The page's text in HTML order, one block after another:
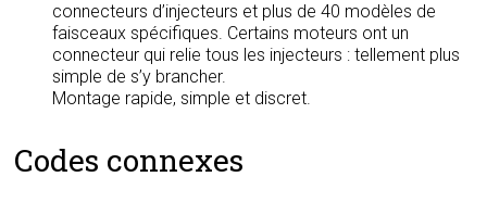
connecteurs d’injecteurs et plus de 40 modèles de
faisceaux spécifiques. Certains moteurs ont un
connecteur qui relie tous les injecteurs : tellement plus
simple de s’y brancher.
Montage rapide, simple et discret.
Codes connexes